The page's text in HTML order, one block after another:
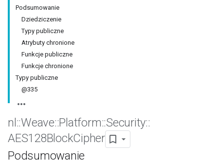
Podsumowanie
Dziedziczenie
Typy publiczne
Atrybuty chronione
Funkcje publiczne
Funkcje chronione
Typy publiczne
@335
nl ::Weave::Platform::Security::
AES128BlockCipher
Podsumowanie